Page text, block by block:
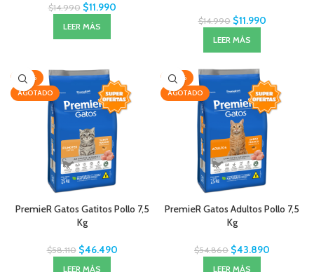
$14.990 $11.990
LEER MÁS
$14.990 $11.990
LEER MÁS
-20%
AGOTADO
PremieR Gatos Gatitos Pollo 7,5
Kg
$58.110 $46.490
LEER MÁS
-20%
AGOTADO
PremieR Gatos Adultos Pollo 7,5
Kg
$54.860 $43.890
LEER MÁS